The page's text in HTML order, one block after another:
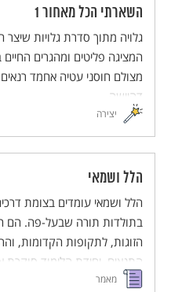
השארתי הכל מאחור 1
גלויה מתוך סדרת גלויות
המציגה פליטים ומהגרים החיים
מצולם חוסני עטיה אחמד
דהיישה.
יצירה
הלל ושמאי
הלל ושמאי עומדים בצומת
בתולדות תורה שבעל-פה. הם
הזוגות, לתקופות הקדומות,
התנאים. יחידת הלימוד
של הלל ושמאי בעיקר בפן
מאמר